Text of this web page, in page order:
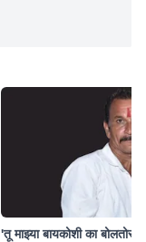
'तू माझ्या बायकोशी का